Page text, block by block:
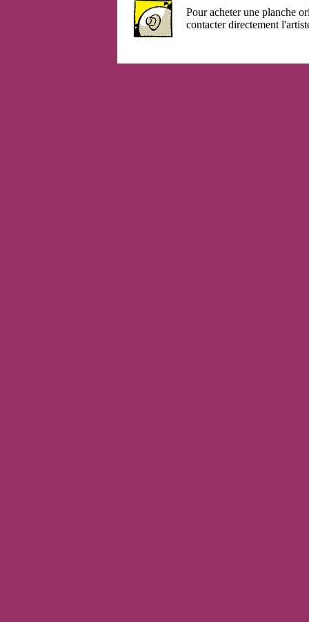
Pour acheter une planche
contacter directement